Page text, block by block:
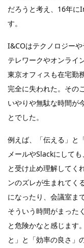
だろうと考え、16年
す。
I&COはテクノロジー
テレワークやオンライ
東京オフィスも在宅勤
完全に失われた。その
いやりや無駄な時間が
とでした。
例えば、「伝える」と
メールやSlackにして
と受け止め理解してく
ンのズレが生まれてく
になったり、会議室ま
そういう時間がまった
と危険かなと感じます
と」と「効率の良さ」